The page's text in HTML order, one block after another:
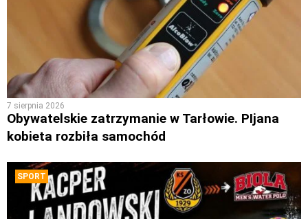
7 sierpnia 2026
Obywatelskie zatrzymanie w Tarłowie. PIjana
kobieta rozbiła samochód
SPORT